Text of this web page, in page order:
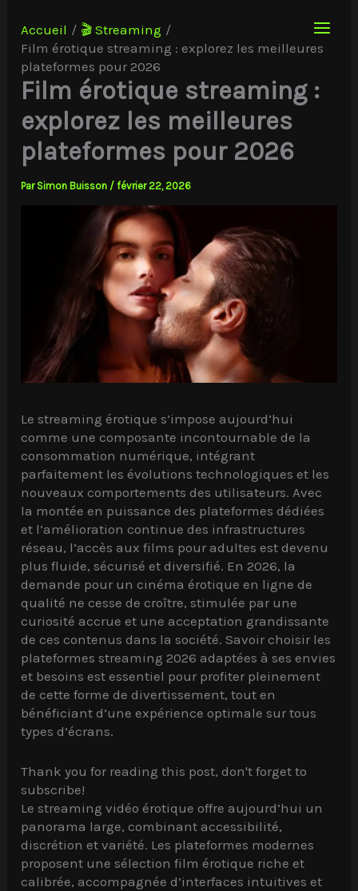
contenu
Accueil
🎬 Streaming
Film érotique streaming : explorez les meilleures
plateformes pour 2026
Film érotique streaming :
explorez les meilleures
plateformes pour 2026
Par Simon Buisson /février 22, 2026
Le streaming érotique s’impose aujourd’hui
comme une composante incontournable de la
consommation numérique, intégrant
parfaitement les évolutions technologiques et les
nouveaux comportements des utilisateurs. Avec
la montée en puissance des plateformes dédiées
et l’amélioration continue des infrastructures
réseau, l’accès aux films pour adultes est devenu
plus fluide, sécurisé et diversifié. En 2026, la
demande pour un cinéma érotique en ligne de
qualité ne cesse de croître, stimulée par une
curiosité accrue et une acceptation grandissante
de ces contenus dans la société. Savoir choisir les
plateformes streaming 2026 adaptées à ses envies
et besoins est essentiel pour profiter pleinement
de cette forme de divertissement, tout en
bénéficiant d’une expérience optimale sur tous
types d’écrans.
Thank you for reading this post, don't forget to
subscribe!
Le streaming vidéo érotique offre aujourd’hui un
panorama large, combinant accessibilité,
discrétion et variété. Les plateformes modernes
proposent une sélection film érotique riche et
calibrée, accompagnée d’interfaces intuitives et